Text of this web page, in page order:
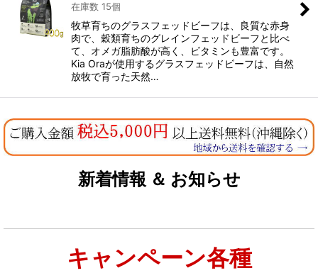
在庫数 15個
牧草育ちのグラスフェッドビーフは、良質な赤身
肉で、穀類育ちのグレインフェッドビーフと比べ
て、オメガ脂肪酸が高く、ビタミンも豊富です。
Kia Oraが使用するグラスフェッドビーフは、自然
放牧で育った天然…
新着情報 ＆ お知らせ
キャンペーン各種